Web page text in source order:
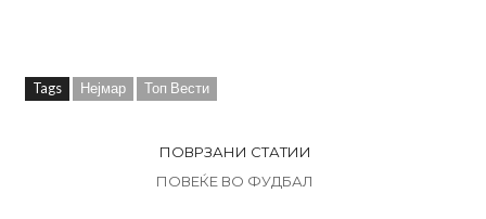
Tags Нејмар Топ Вести
ПОВРЗАНИ СТАТИИ
ПОВЕЌЕ ВО ФУДБАЛ